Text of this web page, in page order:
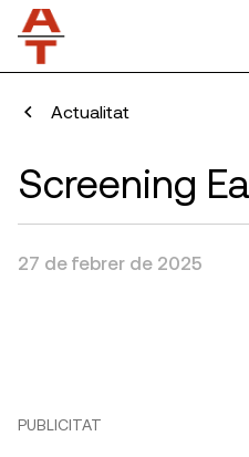
Actualitat
Screening
27 de febrer de 2025
PUBLICITAT